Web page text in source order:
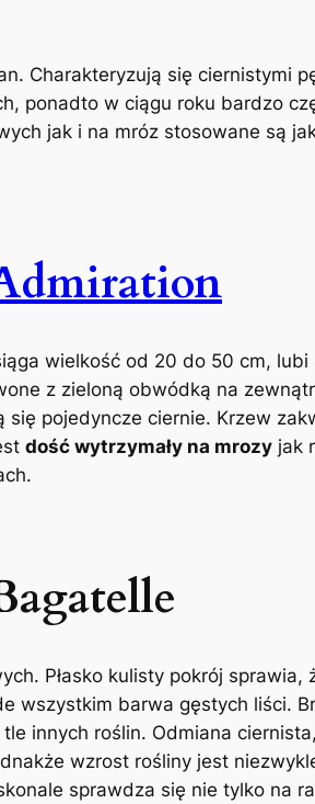
Charakteryzują się ciernistymi
ponadto w ciągu roku bardzo
jak i na mróz stosowane są
wielkość od 20 do 50 cm,
z zieloną obwódką na
pojedyncze ciernie. Krzew
dość wytrzymały na mrozy jak
Płasko kulisty pokrój
wszystkim barwa gęstych liści.
innych roślin. Odmiana
wzrost rośliny jest
sprawdza się nie tylko na